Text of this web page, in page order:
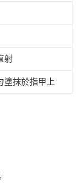
射
塗抹於指甲上